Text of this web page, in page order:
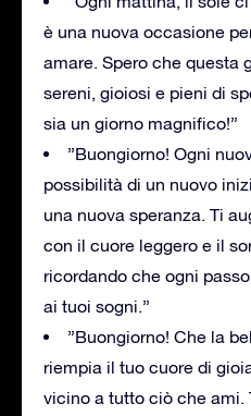
è una nuova occasione
amare. Spero che questa
sereni, gioiosi e pieni di
sia un giorno magnifico!”
”Buongiorno! Ogni
possibilità di un nuovo
una nuova speranza. Ti
con il cuore leggero e il
ricordando che ogni
ai tuoi sogni.”
”Buongiorno! Che la
riempia il tuo cuore di
vicino a tutto ciò che ami.